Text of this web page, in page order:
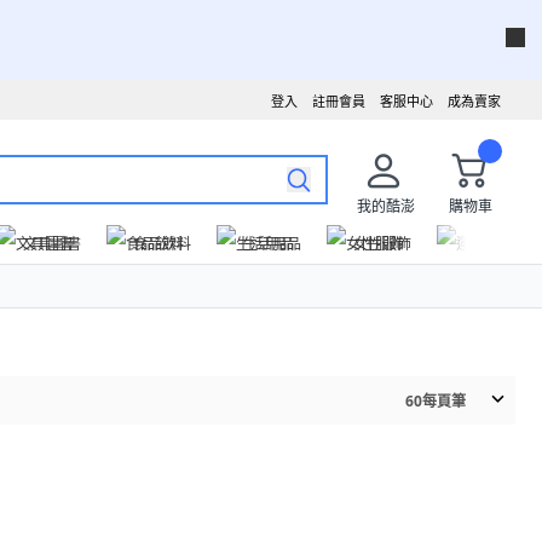
成為賣家
客服中心
註冊會員
登入
我的酷澎
購物車
文具圖書
食品飲料 生活用品 女性服飾
60每頁筆